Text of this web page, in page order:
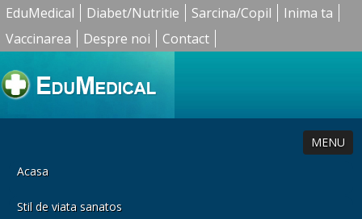
EduMedical Diabet/Nutritie Sarcina/Copil
Inima ta
Vaccinarea
Despre noi Contact
MENU
Acasa
Stil de viata sanatos